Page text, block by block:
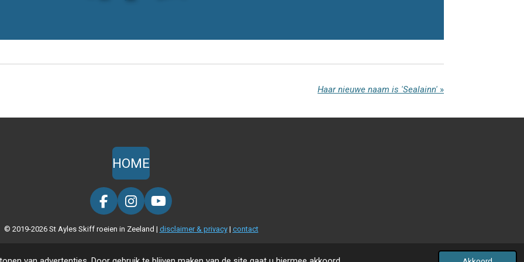
Haar nieuwe naam is 'Sealainn' »
HOME
F
c
b
I
s
a
Y
u
u
© 2019-2026 St Ayles Skiff roeien in Zeeland | disclaimer & privacy| contact